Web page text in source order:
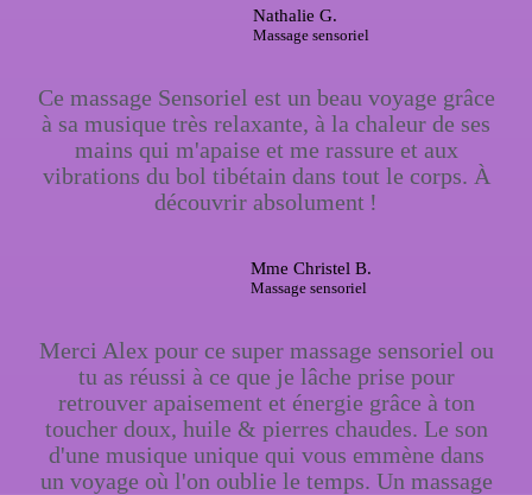
Nathalie G.
Massage sensoriel
Ce massage Sensoriel est un beau voyage grâce
à sa musique très relaxante, à la chaleur de ses
mains qui m'apaise et me rassure et aux
vibrations du bol tibétain dans tout le corps. À
découvrir absolument !
Mme Christel B.
Massage sensoriel
Merci Alex pour ce super massage sensoriel ou
tu as réussi à ce que je lâche prise pour
retrouver apaisement et énergie grâce à ton
toucher doux, huile & pierres chaudes. Le son
d'une musique unique qui vous emmène dans
un voyage où l'on oublie le temps. Un massage